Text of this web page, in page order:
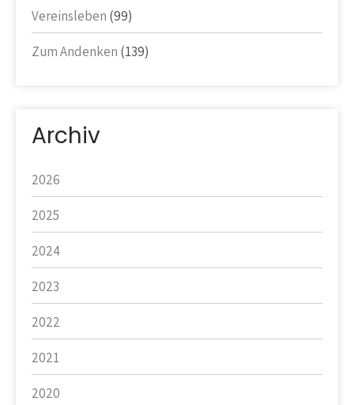
Vereinsleben (99)
Zum Andenken (139)
Archiv
2026
2025
2024
2023
2022
2021
2020